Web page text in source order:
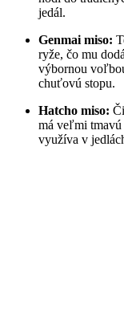
jedál.
Genmai miso:
ryže, čo mu
výbornou
chuťovú stopu.
Hatcho miso:
má veľmi tmavú
využíva v